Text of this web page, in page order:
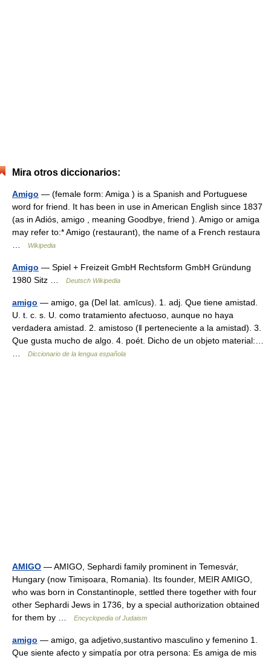
Mira otros diccionarios:
Amigo — (female form: Amiga ) is a Spanish and Portuguese
word for friend. It has been in use in American English since 1837
(as in Adiós, amigo , meaning Goodbye, friend ). Amigo or amiga
may refer to:* Amigo (restaurant), the name of a French restaura
Wikipedia
Amigo — Spiel + Freizeit GmbH Rechtsform GmbH Gründung
1980 Sitz …
Deutsch Wikipedia
amigo — amigo, ga (Del lat. amīcus). 1. adj. Que tiene amistad.
U. t. c. s. U. como tratamiento afectuoso, aunque no haya
verdadera amistad. 2. amistoso (ǁ perteneciente a la amistad). 3.
Que gusta mucho de algo. 4. poét. Dicho de un objeto material:…
Diccionario de la lengua española
AMIGO — AMIGO, Sephardi family prominent in Temesvár,
Hungary (now Timiṣoara, Romania). Its founder, MEIR AMIGO,
who was born in Constantinople, settled there together with four
other Sephardi Jews in 1736, by a special authorization obtained
for them by …
Encyclopedia of Judaism
amigo — amigo, ga adjetivo,sustantivo masculino y femenino 1.
Que siente afecto y simpatía por otra persona: Es amiga de mis